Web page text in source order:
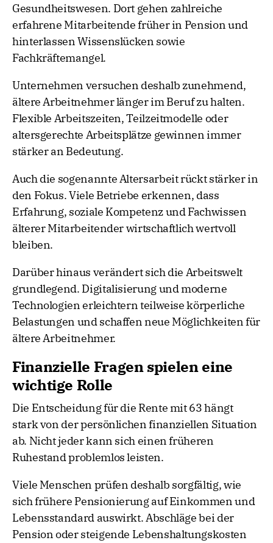
Gesundheitswesen. Dort gehen zahlreiche
erfahrene Mitarbeitende früher in Pension und
hinterlassen Wissenslücken sowie
Fachkräftemangel.
Unternehmen versuchen deshalb zunehmend,
ältere Arbeitnehmer länger im Beruf zu halten.
Flexible Arbeitszeiten, Teilzeitmodelle oder
altersgerechte Arbeitsplätze gewinnen immer
stärker an Bedeutung.
Auch die sogenannte Altersarbeit rückt stärker in
den Fokus. Viele Betriebe erkennen, dass
Erfahrung, soziale Kompetenz und Fachwissen
älterer Mitarbeitender wirtschaftlich wertvoll
bleiben.
Darüber hinaus verändert sich die Arbeitswelt
grundlegend. Digitalisierung und moderne
Technologien erleichtern teilweise körperliche
Belastungen und schaffen neue Möglichkeiten für
ältere Arbeitnehmer.
Finanzielle Fragen spielen eine
wichtige Rolle
Die Entscheidung für die Rente mit 63 hängt
stark von der persönlichen finanziellen Situation
ab. Nicht jeder kann sich einen früheren
Ruhestand problemlos leisten.
Viele Menschen prüfen deshalb sorgfältig, wie
sich frühere Pensionierung auf Einkommen und
Lebensstandard auswirkt. Abschläge bei der
Pension oder steigende Lebenshaltungskosten